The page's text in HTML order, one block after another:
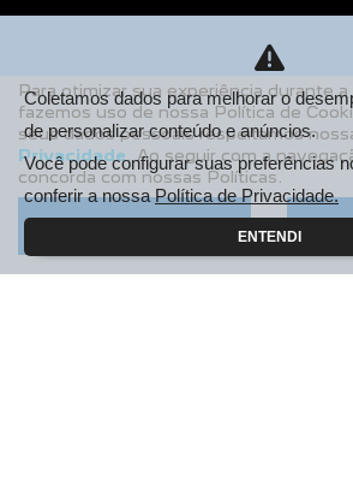
Sobre Nós
Fale Conosco
Agende um Emotion
Trabalhe Conosco
Política de
Para otimizar sua experiência durante
fazemos uso de nossa Política de
seus dados pessoais respeitamos
Privacidade . Ao seguir com a
concorda com nossas Políticas.
Aceitar
Coletamos dados para melhorar o
de personalizar conteúdo e anúncios.
Você pode configurar suas preferências
conferir a nossaPolítica de Privacidade.
ENTENDI